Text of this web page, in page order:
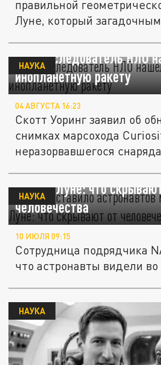
правильной
Луне, который
DM: Исследователь НЛО
инопланетную ракету
НАУКА
04 АВГУСТА 16:23
Скотт Уоринг заявил об
снимках марсохода
неразорвавшегося
NASA заставило
НЛО на Луне: что
человечества
НАУКА
10 ИЮЛЯ 09:15
Сотрудница подрядчика
что астронавты видели
НАУКА